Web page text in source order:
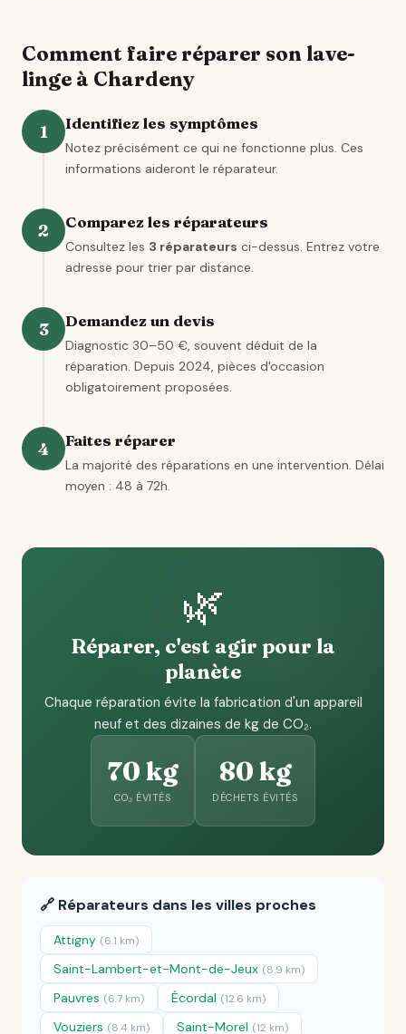
Comment faire réparer son lave-
linge à Chardeny
1 Identifiez les symptômes
Notez précisément ce qui ne fonctionne plus. Ces
informations aideront le réparateur.
2 Comparez les réparateurs
Consultez les 3 réparateurs ci-dessus. Entrez votre
adresse pour trier par distance.
3 Demandez un devis
Diagnostic 30–50 €, souvent déduit de la
réparation. Depuis 2024, pièces d'occasion
obligatoirement proposées.
4 Faites réparer
La majorité des réparations en une intervention. Délai
moyen : 48 à 72h.
🌿
Réparer, c'est agir pour la
planète
Chaque réparation évite la fabrication d'un appareil
neuf et des dizaines de kg de CO₂.
70 kg
CO₂ ÉVITÉS
80 kg
DÉCHETS ÉVITÉS
🔗 Réparateurs dans les villes proches
Attigny (6.1 km)
Saint-Lambert-et-Mont-de-Jeux (8.9 km)
Pauvres (6.7 km) Écordal (12.6 km)
Vouziers (8.4 km) Saint-Morel (12 km)